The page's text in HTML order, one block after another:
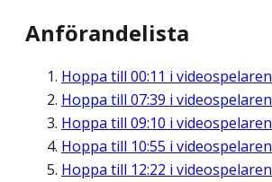
Anförandelista
Hoppa till 00:11 i videospelaren
Hoppa till 07:39 i videospelaren
Hoppa till 09:10 i videospelaren
Hoppa till 10:55 i videospelaren
Hoppa till 12:22 i videospelaren